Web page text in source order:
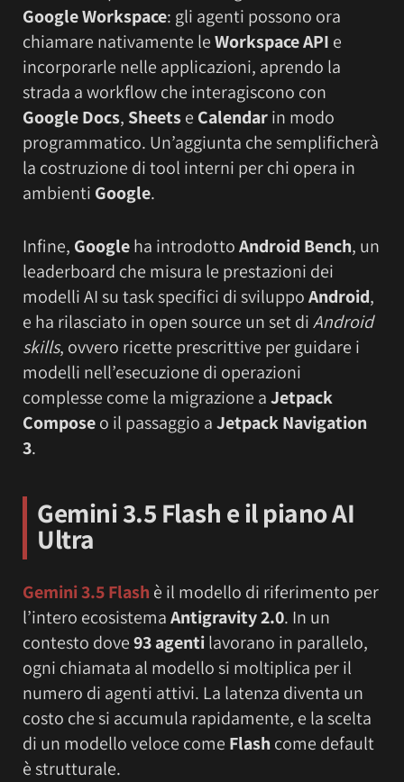
Google Workspace: gli agenti possono ora
chiamare nativamente leWorkspace API e
incorporarle nelle applicazioni, aprendo la
strada a workflow che interagiscono con
Google Docs, Sheetse Calendarin modo
programmatico. Un’aggiunta che semplificherà
la costruzione di tool interni per chi opera in
ambienti Google.
Infine, Googleha introdottoAndroid Bench, un
leaderboard che misura le prestazioni dei
modelli AI su task specifici di sviluppoAndroid,
e ha rilasciato in open source un set diAndroid
skills, ovvero ricette prescrittive per guidare i
modelli nell’esecuzione di operazioni
complesse come la migrazione aJetpack
Composeo il passaggio aJetpack Navigation
3.
Gemini 3.5 Flash e il piano AI
Ultra
Gemini 3.5 Flash è il modello di riferimento per
l’intero ecosistemaAntigravity 2.0. In un
contesto dove93 agentilavorano in parallelo,
ogni chiamata al modello si moltiplica per il
numero di agenti attivi. La latenza diventa un
costo che si accumula rapidamente, e la scelta
di un modello veloce come Flashcome default
è strutturale.